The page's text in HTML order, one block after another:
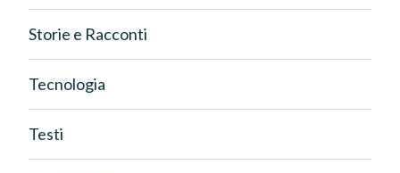
Storie e Racconti
Tecnologia
Testi